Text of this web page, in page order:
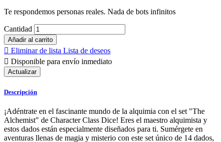
Te respondemos personas reales. Nada de bots infinitos
Cantidad
Añadir al carrito
 Eliminar de lista Lista de deseos
 Disponible para envío inmediato
Descripción
¡Adéntrate en el fascinante mundo de la alquimia con el set "The
Alchemist" de Character Class Dice! Eres el maestro alquimista y
estos dados están especialmente diseñados para ti. Sumérgete en
aventuras llenas de magia y misterio con este set único de 14 dados,